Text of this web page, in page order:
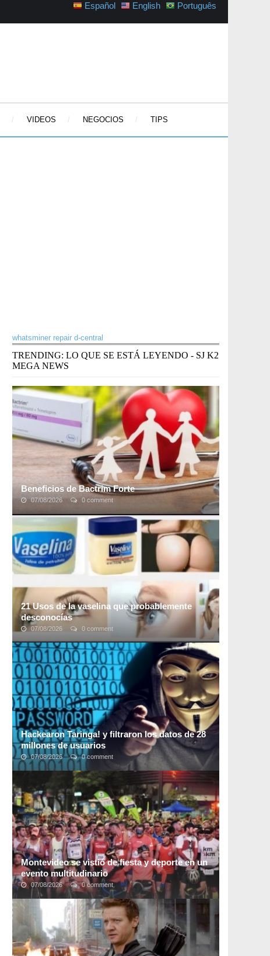
Español English Português
VIDEOS NEGOCIOS TIPS
whatsminer repair d-central
TRENDING: LO QUE SE ESTÁ LEYENDO - SJ K2
MEGA NEWS
Beneficios de Bactrim Forte
07/08/2026 0 comment
La salud es sin duda uno de los bienes más
importantes y se debe cuidar de ella en todo momento.
En ocasiones puede verse afectada por enfermedades
...
21 Usos de la vaselina que probablemente
desconocías
07/08/2026 0 comment
A todos nos gustaría tener un remedio económico y
eficiente que podamos usar en el cuidado personal.
Genial.guru te invita a descubrir las ...
Hackearon Taringa! y filtraron los datos de 28
millones de usuarios
07/08/2026 0 comment
La red social Argentina Taringa! se levantó con una
mala noticia: por un hackeo se filtraron los datos de 28
millones de usuarios. La plataforma ...
Montevideo se vistió de fiesta y deporte en un
evento multitudinario
07/08/2026 0 comment
Luego de 2 años de ausencia, los amantes del deporte
pudieron dar rienda suelta a la alegría en una nueva
edición de la clásica "Maratón Montevideo "; ...